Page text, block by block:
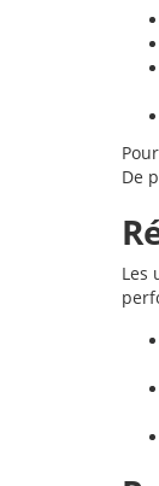
De
Les